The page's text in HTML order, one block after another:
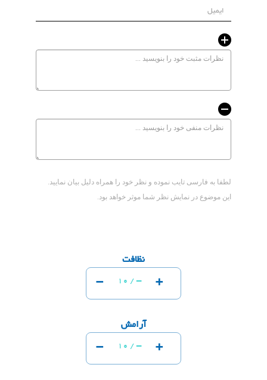
لطفا به فارسی تایب نموده و نظر خود را همراه دلیل بیان نمایید.
این موضوع در نمایش نظر شما موثر خواهد بود.
نظافت
- 10 / - +
آرامش
- 10 / - +